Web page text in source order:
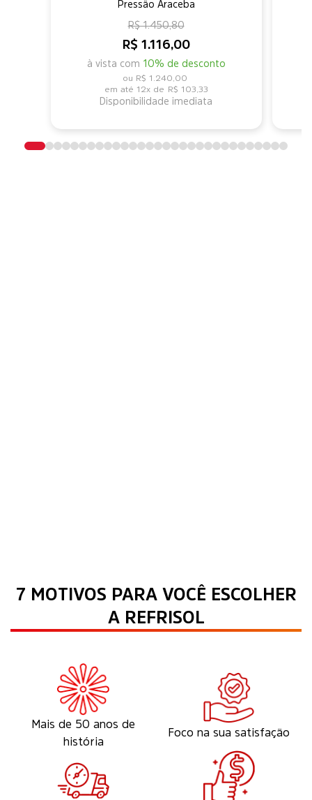
Pressão Araceba
R$ 1.116,00
à vista com 10% de desconto
R$ 1.450,80
R$ 1.240,00
12x de R$ 103,33
Disponibilidade imediata
7 MOTIVOS PARA VOCÊ ESCOLHER
A REFRISOL
Mais de 50 anos de
história
Foco na sua satisfação